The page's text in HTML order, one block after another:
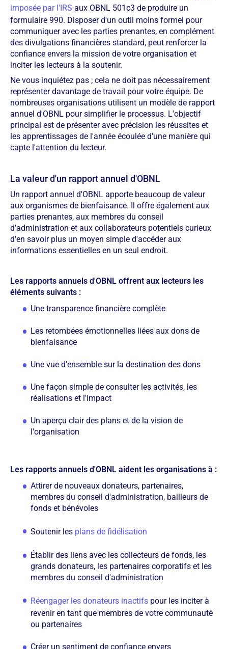
imposée par l'IRS aux OBNL 501c3 de produire un
formulaire 990. Disposer d'un outil moins formel pour
communiquer avec les parties prenantes, en complément
des divulgations financières standard, peut renforcer la
confiance envers la mission de votre organisation et
inciter les lecteurs à la soutenir.
Ne vous inquiétez pas ; cela ne doit pas nécessairement
représenter davantage de travail pour votre équipe. De
nombreuses organisations utilisent un modèle de rapport
annuel d'OBNL pour simplifier le processus. L'objectif
principal est de présenter avec précision les réussites et
les apprentissages de l'année écoulée d'une manière qui
capte l'attention du lecteur.
La valeur d'un rapport annuel d'OBNL
Un rapport annuel d'OBNL apporte beaucoup de valeur
aux organismes de bienfaisance. Il offre également aux
parties prenantes, aux membres du conseil
d'administration et aux collaborateurs potentiels curieux
d'en savoir plus un moyen simple d'accéder aux
informations essentielles en un seul endroit.
Les rapports annuels d'OBNL offrent aux lecteurs les
éléments suivants :
Une transparence financière complète
Les retombées émotionnelles liées aux dons de
bienfaisance
Une vue d'ensemble sur la destination des dons
Une façon simple de consulter les activités, les
réalisations et l'impact
Un aperçu clair des plans et de la vision de
l'organisation
Les rapports annuels d'OBNL aident les organisations à :
Attirer de nouveaux donateurs, partenaires,
membres du conseil d'administration, bailleurs de
fonds et bénévoles
Soutenir les plans de fidélisation
Établir des liens avec les collecteurs de fonds, les
grands donateurs, les partenaires corporatifs et les
membres du conseil d'administration
Réengager les donateurs inactifs pour les inciter à
revenir en tant que membres de votre communauté
ou partenaires
Créer un sentiment de confiance envers